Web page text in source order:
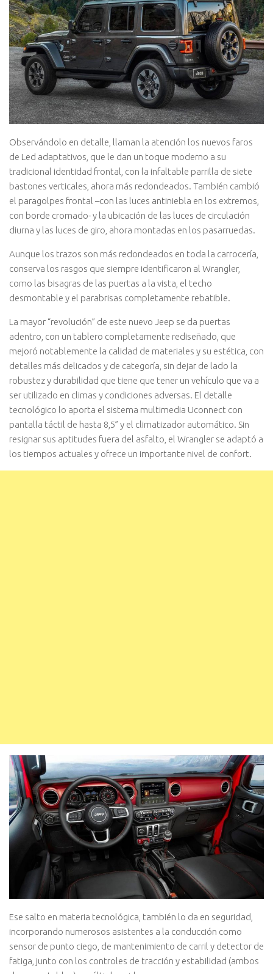
Observándolo en detalle, llaman la atención los nuevos faros
de Led adaptativos, que le dan un toque moderno a su
tradicional identidad frontal, con la infaltable parrilla de siete
bastones verticales, ahora más redondeados. También cambió
el paragolpes frontal –con las luces antiniebla en los extremos,
con borde cromado- y la ubicación de las luces de circulación
diurna y las luces de giro, ahora montadas en los pasarruedas.
Aunque los trazos son más redondeados en toda la carrocería,
conserva los rasgos que siempre identificaron al Wrangler,
como las bisagras de las puertas a la vista, el techo
desmontable y el parabrisas completamente rebatible.
La mayor “revolución” de este nuevo Jeep se da puertas
adentro, con un tablero completamente rediseñado, que
mejoró notablemente la calidad de materiales y su estética, con
detalles más delicados y de categoría, sin dejar de lado la
robustez y durabilidad que tiene que tener un vehículo que va a
ser utilizado en climas y condiciones adversas. El detalle
tecnológico lo aporta el sistema multimedia Uconnect con
pantalla táctil de hasta 8,5” y el climatizador automático. Sin
resignar sus aptitudes fuera del asfalto, el Wrangler se adaptó a
los tiempos actuales y ofrece un importante nivel de confort.
Ese salto en materia tecnológica, también lo da en seguridad,
incorporando numerosos asistentes a la conducción como
sensor de punto ciego, de mantenimiento de carril y detector de
fatiga, junto con los controles de tracción y estabilidad (ambos